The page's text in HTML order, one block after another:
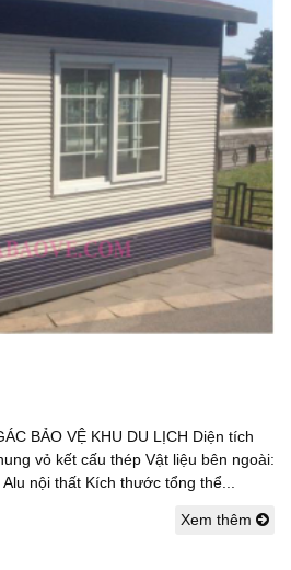
BẢO VỆ KHU DU LỊCH Diện tích
vỏ kết cấu thép Vật liệu bên ngoài:
nội thất Kích thước tổng thể...
Xem thêm